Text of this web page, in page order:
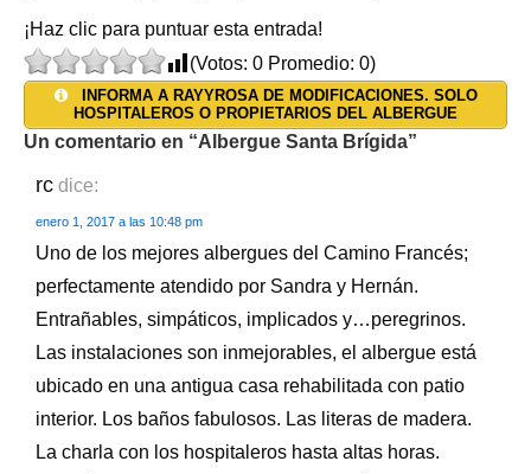
¡Haz clic para puntuar esta entrada!
(Votos: 0 Promedio: 0)
INFORMA A RAYYROSA DE MODIFICACIONES. SOLO
HOSPITALEROS O PROPIETARIOS DEL ALBERGUE
Un comentario en “Albergue Santa Brígida”
rc dice:
enero 1, 2017 a las 10:48 pm
Uno de los mejores albergues del Camino Francés;
perfectamente atendido por Sandra y Hernán.
Entrañables, simpáticos, implicados y…peregrinos.
Las instalaciones son inmejorables, el albergue está
ubicado en una antigua casa rehabilitada con patio
interior. Los baños fabulosos. Las literas de madera.
La charla con los hospitaleros hasta altas horas.